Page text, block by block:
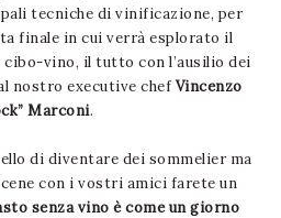
tecniche di vinificazione, per
finale in cui verrà esplorato il
cibo-vino, il tutto con l’ausilio dei
nostro executive chef Vincenzo
Marconi.
di diventare dei sommelier ma
con i vostri amici farete un
senza vino è come un giorno